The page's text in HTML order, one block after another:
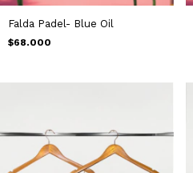
Falda Padel- Blue Oil
$68.000